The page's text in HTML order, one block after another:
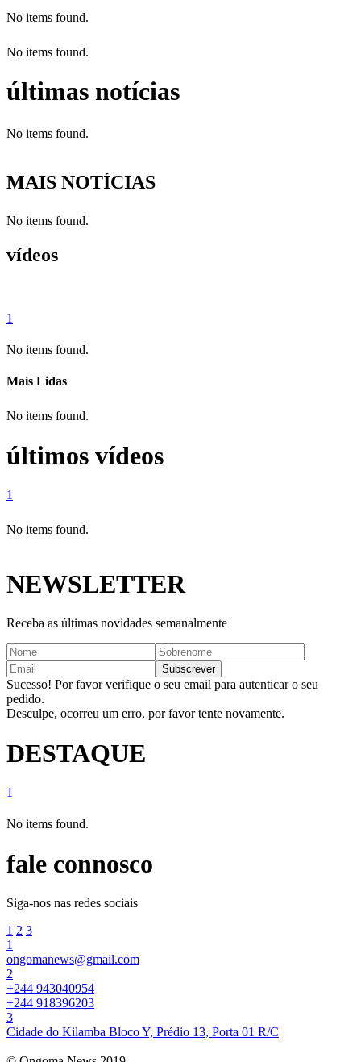
No items found.
No items found.
últimas notícias
No items found.
MAIS NOTÍCIAS
No items found.
vídeos
1
No items found.
Mais Lidas
No items found.
últimos vídeos
1
No items found.
NEWSLETTER
Receba as últimas novidades semanalmente
Sucesso! Por favor verifique o seu email para autenticar o seu
pedido.
Desculpe, ocorreu um erro, por favor tente novamente.
DESTAQUE
1
No items found.
fale connosco
Siga-nos nas redes sociais
1 2 3
1
ongomanews@gmail.com
2
+244 943040954
+244 918396203
3
Cidade do Kilamba Bloco Y, Prédio 13, Porta 01 R/C